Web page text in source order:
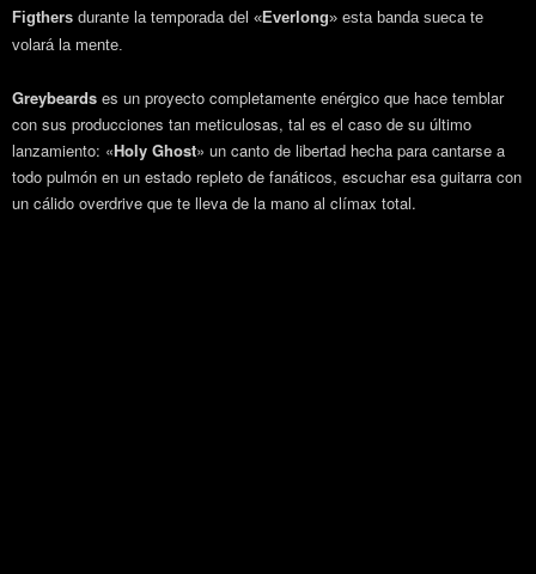
Figthers durante la temporada del «Everlong» esta banda sueca te
volará la mente.
Greybeards es un proyecto completamente enérgico que hace temblar
con sus producciones tan meticulosas, tal es el caso de su último
lanzamiento: «Holy Ghost» un canto de libertad hecha para cantarse a
todo pulmón en un estado repleto de fanáticos, escuchar esa guitarra con
un cálido overdrive que te lleva de la mano al clímax total.